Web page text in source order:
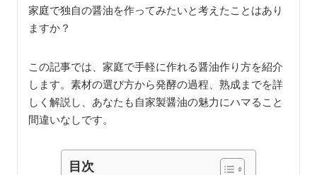
家庭で独自の醤油を作ってみたいと考えたことはあり
ますか？
この記事では、家庭で手軽に作れる醤油作り方を紹介
します。素材の選び方から発酵の過程、熟成までを詳
しく解説し、あなたも自家製醤油の魅力にハマること
間違いなしです。
目次